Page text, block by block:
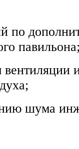
по
вентиляции
шума